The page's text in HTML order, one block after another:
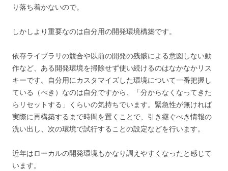
り落ち着かないので。
しかしより重要なのは自分用の開発環境構築です。
依存ライブラリの競合や以前の開発の残骸による意図しない動
作など、ある開発環境を掃除せず使い続けるのはなかなかリス
キーです。自分用にカスタマイズした環境について一番把握し
ている（べき）なのは自分ですから、「分からなくなってきた
らリセットする」くらいの気持ちでいます。緊急性が無ければ
実際に再構築するまで時間を置くことで、引き継ぐべき情報の
洗い出し、次の環境で試行することの設定などを行います。
近年はローカルの開発環境もかなり調えやすくなったと感じて
います。